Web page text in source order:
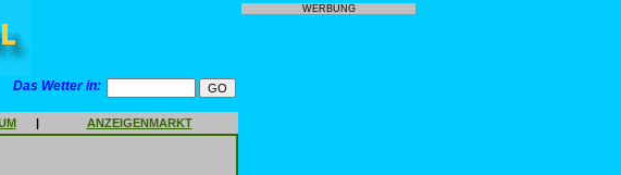
Das Wetter in:
| ANZEIGENMARKT
WERBUNG